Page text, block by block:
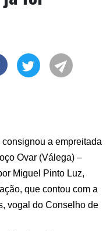
a empreitada
Ovar (Válega) –
Miguel Pinto Luz,
, que contou com a
vogal do Conselho de